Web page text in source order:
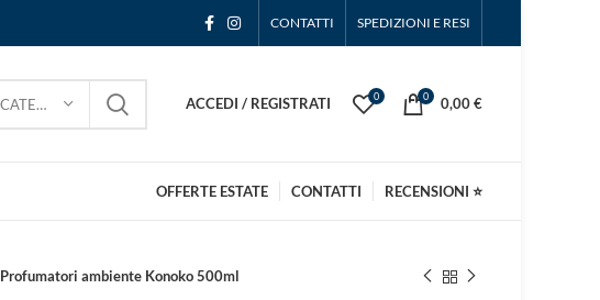
CONTATTI SPEDIZIONI E RESI
SELEZIONA CATEGORIA ACCEDI / REGISTRATI 0 0 0,00€
OFFERTE ESTATE CONTATTI RECENSIONI ⭐
Profumatori ambiente Konoko 500ml